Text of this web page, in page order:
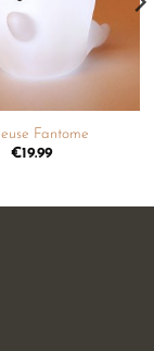
Fantome
€19.99